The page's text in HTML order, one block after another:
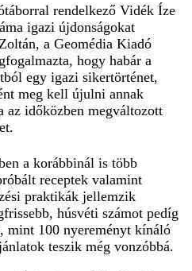
rendelkező Vidék Íze
igazi újdonságokat
a Geomédia Kiadó
hogy habár a
egy igazi sikertörténet,
meg kell újulni annak
az időközben megváltozott
a korábbinál is több
receptek valamint
praktikák jellemzik
húsvéti számot pedíg
mint 100 nyereményt kínáló
teszik még vonzóbbá.